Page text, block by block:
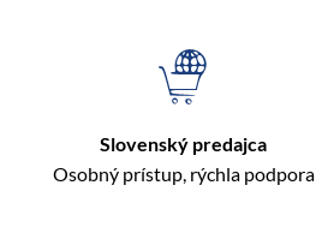
Slovenský predajca
Osobný prístup, rýchla podpora